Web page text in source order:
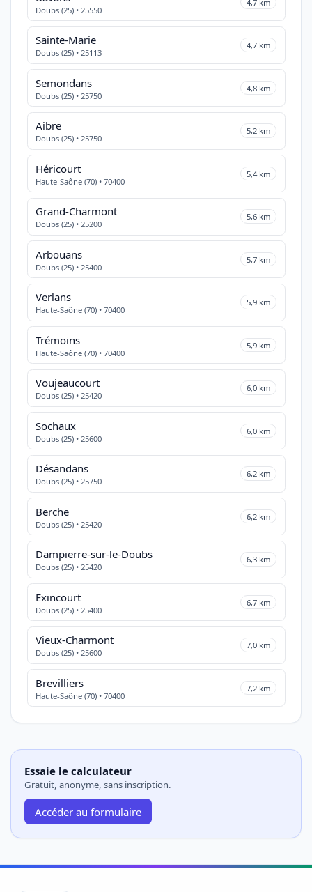
Doubs (25) • 25550
4,7 km
Sainte-Marie
Doubs (25) • 25113
4,7 km
Semondans
Doubs (25) • 25750
4,8 km
Aibre
Doubs (25) • 25750
5,2 km
Héricourt
Haute-Saône (70) • 70400
5,4 km
Grand-Charmont
Doubs (25) • 25200
5,6 km
Arbouans
Doubs (25) • 25400
5,7 km
Verlans
Haute-Saône (70) • 70400
5,9 km
Trémoins
Haute-Saône (70) • 70400
5,9 km
Voujeaucourt
Doubs (25) • 25420
6,0 km
Sochaux
Doubs (25) • 25600
6,0 km
Désandans
Doubs (25) • 25750
6,2 km
Berche
Doubs (25) • 25420
6,2 km
Dampierre-sur-le-Doubs
Doubs (25) • 25420
6,3 km
Exincourt
Doubs (25) • 25400
6,7 km
Vieux-Charmont
Doubs (25) • 25600
7,0 km
Brevilliers
Haute-Saône (70) • 70400
7,2 km
Essaie le calculateur
Gratuit, anonyme, sans inscription.
Accéder au formulaire